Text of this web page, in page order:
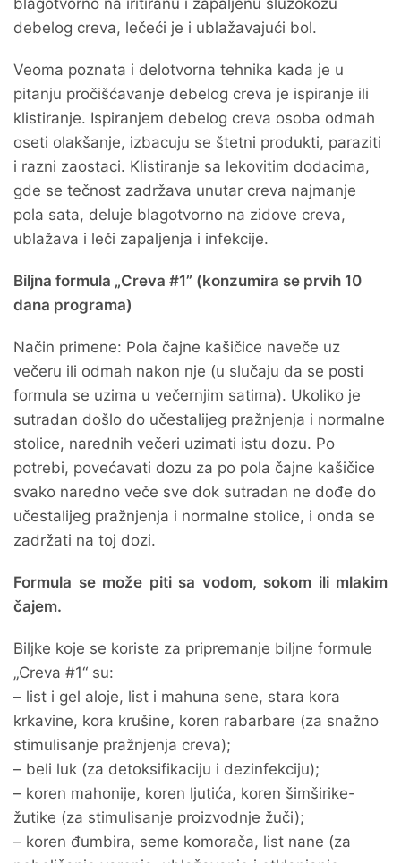
blagotvorno na iritiranu i zapaljenu sluzokožu
debelog creva, lečeći je i ublažavajući bol.
Veoma poznata i delotvorna tehnika kada je u
pitanju pročišćavanje debelog creva je ispiranje ili
klistiranje. Ispiranjem debelog creva osoba odmah
oseti olakšanje, izbacuju se štetni produkti, paraziti
i razni zaostaci. Klistiranje sa lekovitim dodacima,
gde se tečnost zadržava unutar creva najmanje
pola sata, deluje blagotvorno na zidove creva,
ublažava i leči zapaljenja i infekcije.
Biljna formula „Creva #1” (konzumira se prvih 10
dana programa)
Način primene: Pola čajne kašičice naveče uz
večeru ili odmah nakon nje (u slučaju da se posti
formula se uzima u večernjim satima). Ukoliko je
sutradan došlo do učestalijeg pražnjenja i normalne
stolice, narednih večeri uzimati istu dozu. Po
potrebi, povećavati dozu za po pola čajne kašičice
svako naredno veče sve dok sutradan ne dođe do
učestalijeg pražnjenja i normalne stolice, i onda se
zadržati na toj dozi.
Formula se može piti sa vodom, sokom ili mlakim
čajem.
Biljke koje se koriste za pripremanje biljne formule
„Creva #1“ su:
– list i gel aloje, list i mahuna sene, stara kora
krkavine, kora krušine, koren rabarbare (za snažno
stimulisanje pražnjenja creva);
– beli luk (za detoksifikaciju i dezinfekciju);
– koren mahonije, koren ljutića, koren šimširike-
žutike (za stimulisanje proizvodnje žuči);
– koren đumbira, seme komorača, list nane (za